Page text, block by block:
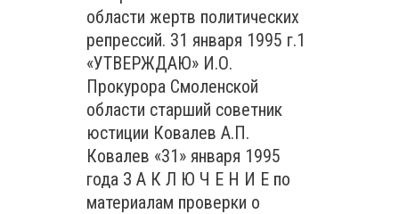
области жертв политических
репрессий. 31 января 1995 г.1
«УТВЕРЖДАЮ» И.О.
Прокурора Смоленской
области старший советник
юстиции Ковалев А.П.
Ковалев «31» января 1995
года З А К Л Ю Ч Е Н И Е по
материалам проверки о